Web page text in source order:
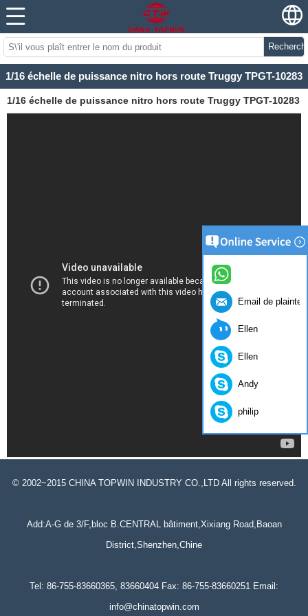
1/16 échelle de puissance nitro hors route Truggy TPGT-10283
1/16 échelle de puissance nitro hors route Truggy TPGT-10283
© 2002~2015 CHINA TOPWIN INDUSTRY CO.,LTD All rights reserved.
Add:A-G de 3/F,bloc B.CENTRAL bâtiment,Xixiang Road,Baoan
District,Shenzhen,Chine
Tel: 86-755-83660365, 83660404 Fax: 86-755-83660251 Email:
info@chinatopwin.com
Email de plainte
Ellen
Ellen
Andy
philip